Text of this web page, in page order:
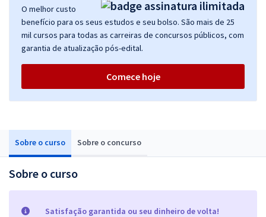
Sobre o curso Sobre o concurso
Sobre o curso
Satisfação garantida ou seu dinheiro de volta!
O melhor custo
benefício para os seus estudos e seu bolso. São mais de 25
mil cursos para todas as carreiras de concursos públicos, com
garantia de atualização pós-edital.
Comece hoje